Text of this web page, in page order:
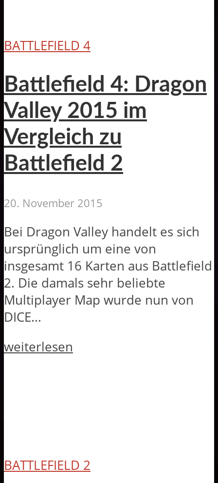
BATTLEFIELD 4
Battlefield 4: Dragon
Valley 2015 im
Vergleich zu
Battlefield 2
20. November 2015
Bei Dragon Valley handelt es sich
ursprünglich um eine von
insgesamt 16 Karten aus Battlefield
2. Die damals sehr beliebte
Multiplayer Map wurde nun von
DICE...
weiterlesen
BATTLEFIELD 2